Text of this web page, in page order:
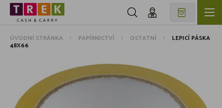
ÚVODNÍ STRÁNKA PAPÍRNICTVÍ OSTATNÍ LEPICÍ PÁSKA
48X66